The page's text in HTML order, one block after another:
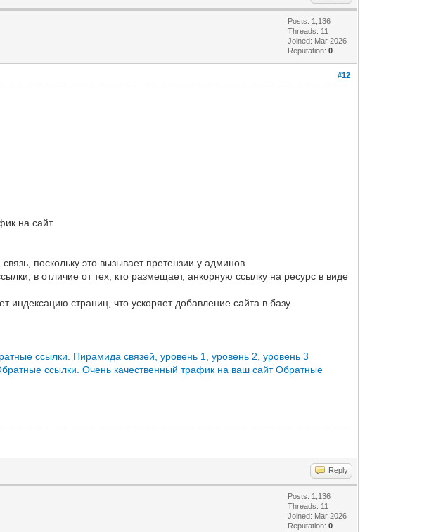
Posts: 1,136
Threads: 11
Joined: Mar 2026
Reputation:0
#12
на сайт
поскольку это вызывает претензии у админов.
в отличие от тех, кто размещает, анкорную ссылку на ресурс в виде
индексацию страниц, что ускоряет добавление сайта в базу.
ссылки. Пирамида связей, уровень 1, уровень 2, уровень 3
ссылки. Очень качественный трафик на ваш сайт Обратные
Reply
Posts: 1,136
Threads: 11
Joined: Mar 2026
Reputation:0